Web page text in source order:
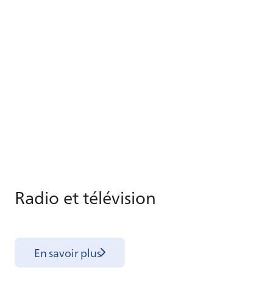
Ra­dio et té­lé­vi­sion
En savoir plus